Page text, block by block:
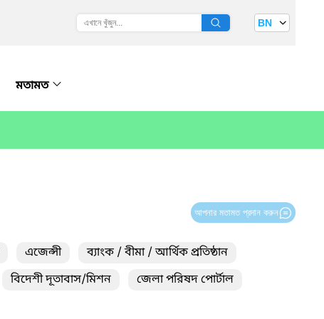
BN
মতামত
আপনার মতামত প্রদান করুন
এজেন্সী
ব্যাংক / বীমা / আর্থিক প্রতিষ্ঠান
বিদেশী দূতাবাস/মিশন
জেলা পরিষদ পোর্টাল